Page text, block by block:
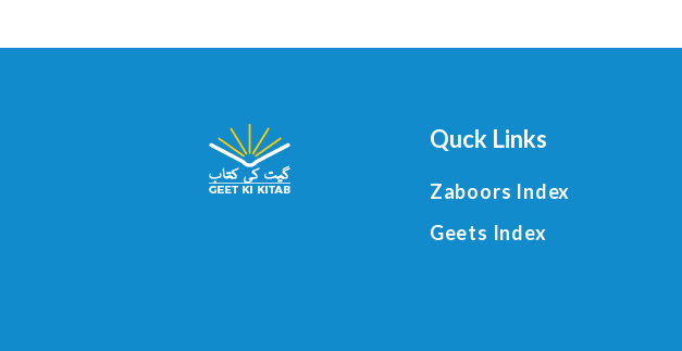
Quck Links
Zaboors Index
Geets Index